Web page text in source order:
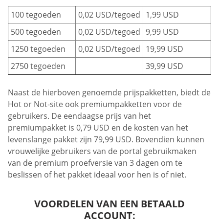
100 tegoeden 0,02 USD/tegoed 1,99 USD
500 tegoeden
0,02 USD/tegoed 9,99 USD
1250 tegoeden
0,02 USD/tegoed 19,99 USD
2750 tegoeden
39,99 USD
Naast de hierboven genoemde prijspakketten, biedt de
Hot or Not-site ook premiumpakketten voor de
gebruikers. De eendaagse prijs van het
premiumpakket is 0,79 USD en de kosten van het
levenslange pakket zijn 79,99 USD. Bovendien kunnen
vrouwelijke gebruikers van de portal gebruikmaken
van de premium proefversie van 3 dagen om te
beslissen of het pakket ideaal voor hen is of niet.
VOORDELEN VAN EEN BETAALD
ACCOUNT: